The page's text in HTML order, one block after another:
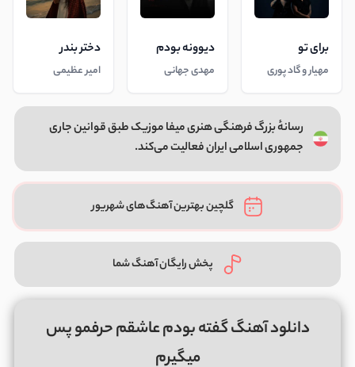
برای تو
مهیار و گاد پوری
دیوونه بودم
مهدی جهانی
دختر بندر
امیر عظیمی
رسانهٔ بزرگ فرهنگی هنری میفا موزیک طبق قوانین جاری
جمهوری اسلامی ایران فعالیت می‌کند.
گلچین بهترین آهنگ‌های شهریور
پخش رایگان آهنگ شما
دانلود آهنگ گفته بودم عاشقم حرفمو پس
میگیرم